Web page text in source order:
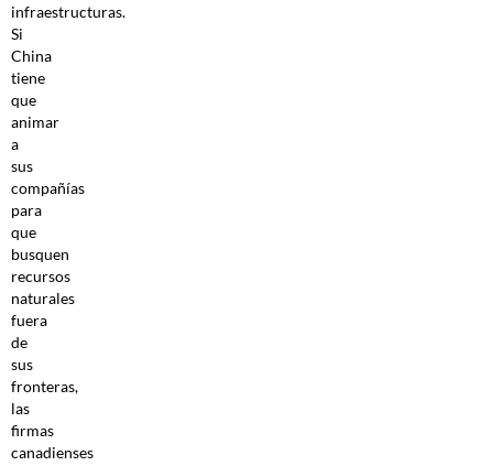
infraestructuras.
Si
China
tiene
que
animar
a
sus
compañías
para
que
busquen
recursos
naturales
fuera
de
sus
fronteras,
las
firmas
canadienses